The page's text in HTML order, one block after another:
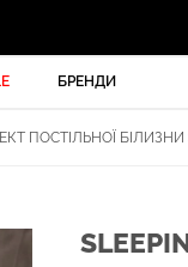
БРЕНДИ
БІЛИЗНИ